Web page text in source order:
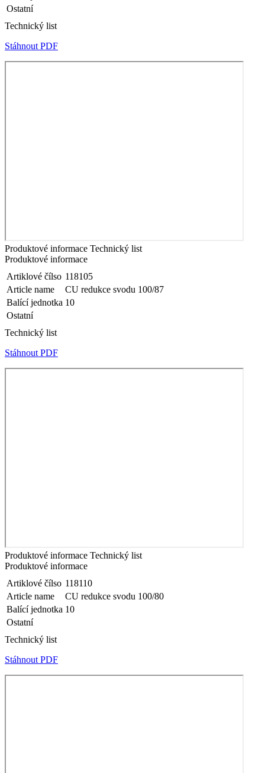
Ostatní
Technický list
Stáhnout PDF
Produktové informace Technický list
Produktové informace
Artiklové čílso 118105
Article name
CU redukce svodu 100/87
Balící jednotka 10
Ostatní
Technický list
Stáhnout PDF
Produktové informace Technický list
Produktové informace
Artiklové čílso 118110
Article name
CU redukce svodu 100/80
Balící jednotka 10
Ostatní
Technický list
Stáhnout PDF